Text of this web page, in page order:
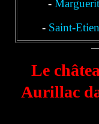
-
- Saint-
Le
Aurillac